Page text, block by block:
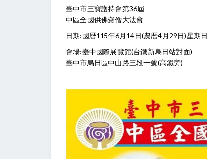
臺中市三寶護持會第36屆
中區全國供佛齋僧大法會
日期:國暦115年6月14日(農暦4月29日)星期日
會場:臺中國際展覽館(台鐵新烏日站對面)
臺中市烏日區中山路三段一號(高鐵旁)